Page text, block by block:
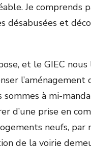
Je
désabusées et
et le GIEC
l’aménagement
à mi-
d’une prise en
neufs,
de la voirie